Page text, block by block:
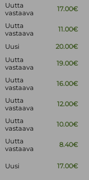
Uutta
vastaava
17.00€
Uutta
vastaava
11.00€
Uusi 20.00€
Uutta
vastaava
19.00€
Uutta
vastaava
16.00€
Uutta
vastaava
12.00€
Uutta
vastaava
10.00€
Uutta
vastaava
8.40€
Uusi 17.00€